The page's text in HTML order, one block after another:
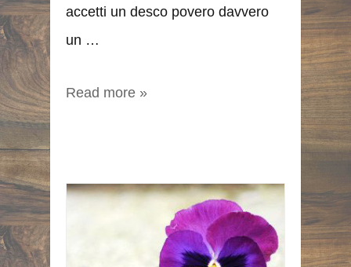
accetti un desco povero davvero
un …
Read more »